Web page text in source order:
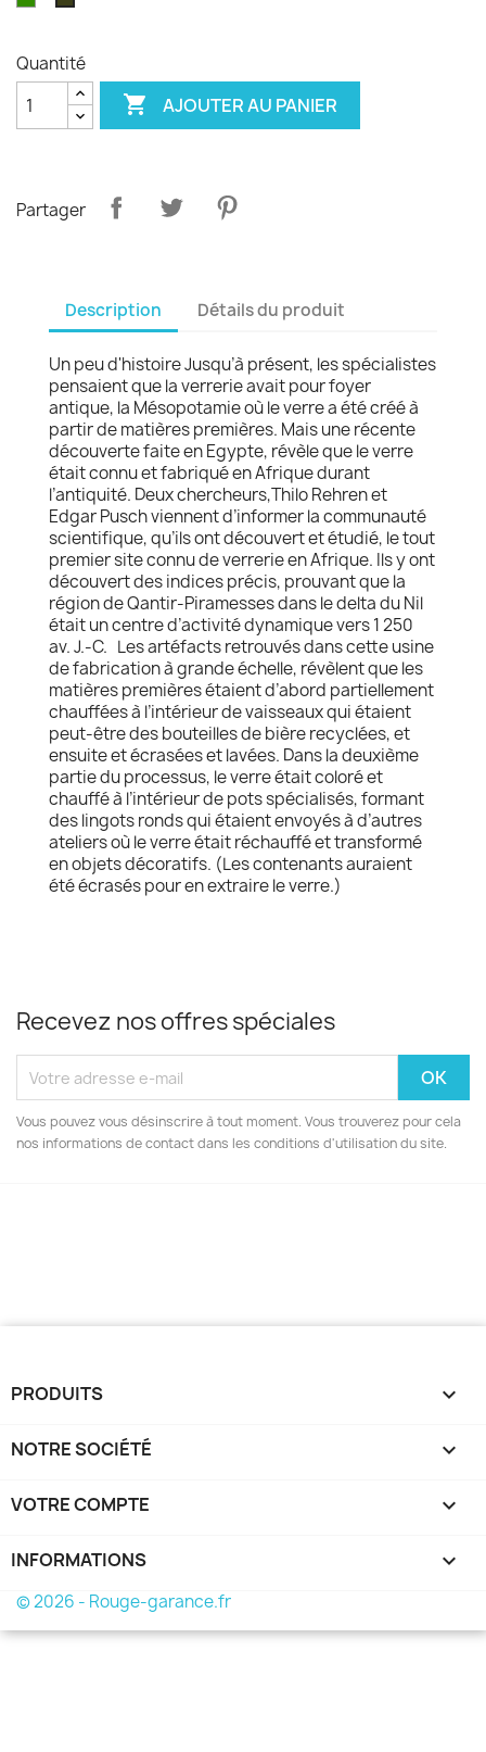
Quantité
 AJOUTER AU PANIER
Partager
Description Détails du produit
Un peu d'histoire Jusqu’à présent, les spécialistes
pensaient que la verrerie avait pour foyer
antique, la Mésopotamie où le verre a été créé à
partir de matières premières. Mais une récente
découverte faite en Egypte, révèle que le verre
était connu et fabriqué en Afrique durant
l’antiquité. Deux chercheurs,Thilo Rehren et
Edgar Pusch viennent d’informer la communauté
scientifique, qu’ils ont découvert et étudié, le tout
premier site connu de verrerie en Afrique. Ils y ont
découvert des indices précis, prouvant que la
région de Qantir-Piramesses dans le delta du Nil
était un centre d’activité dynamique vers 1 250
av. J.-C. Les artéfacts retrouvés dans cette usine
de fabrication à grande échelle, révèlent que les
matières premières étaient d’abord partiellement
chauffées à l’intérieur de vaisseaux qui étaient
peut-être des bouteilles de bière recyclées, et
ensuite et écrasées et lavées. Dans la deuxième
partie du processus, le verre était coloré et
chauffé à l’intérieur de pots spécialisés, formant
des lingots ronds qui étaient envoyés à d’autres
ateliers où le verre était réchauffé et transformé
en objets décoratifs. (Les contenants auraient
été écrasés pour en extraire le verre.)
Recevez nos offres spéciales
Vous pouvez vous désinscrire à tout moment. Vous trouverez pour cela
nos informations de contact dans les conditions d'utilisation du site.
PRODUITS 
NOTRE SOCIÉTÉ 
VOTRE COMPTE 
INFORMATIONS keyboard_arrow_down
© 2026 - Rouge-garance.fr